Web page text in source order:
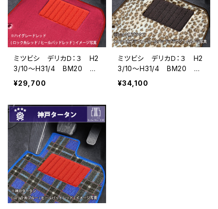
ミツビシ デリカＤ：３ H2
3/10〜H31/4 BM20 7
人乗 フロアマット一式
カーマット ハイグレードタ
¥29,700
ミツビシ デリカＤ：３ H2
3/10〜H31/4 BM20 7
人乗 フロアマット一式
カーマット スペシャルタイ
¥34,100